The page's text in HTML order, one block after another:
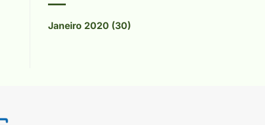
Janeiro 2020 (30)